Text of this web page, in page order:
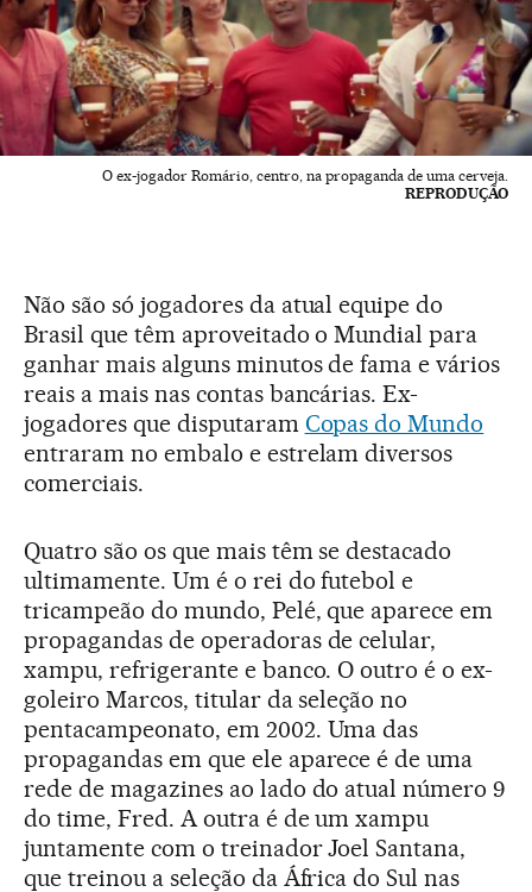
O ex-jogador Romário, centro, na propaganda de uma cerveja.
REPRODUÇÃO
Não são só jogadores da atual equipe do
Brasil que têm aproveitado o Mundial para
ganhar mais alguns minutos de fama e vários
reais a mais nas contas bancárias. Ex-
jogadores que disputaram Copas do Mundo
entraram no embalo e estrelam diversos
comerciais.
Quatro são os que mais têm se destacado
ultimamente. Um é o rei do futebol e
tricampeão do mundo, Pelé, que aparece em
propagandas de operadoras de celular,
xampu, refrigerante e banco. O outro é o ex-
goleiro Marcos, titular da seleção no
pentacampeonato, em 2002. Uma das
propagandas em que ele aparece é de uma
rede de magazines ao lado do atual número 9
do time, Fred. A outra é de um xampu
juntamente com o treinador Joel Santana,
que treinou a seleção da África do Sul nas